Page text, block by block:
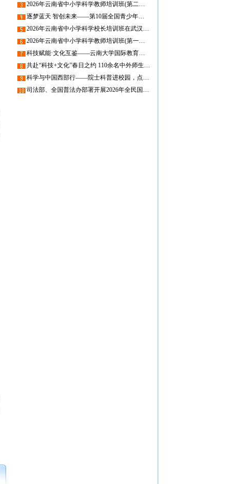
2026年云南省中小学科学教师培训班(第二期)圆满举办
逐梦蓝天 智创未来——第10届全国青少年无人机大赛（云南省赛）圆满举办
2026年云南省中小学科学校长培训班在武汉大学圆满举办
2026年云南省中小学科学教师培训班(第一期)在昆圆满举办，线上课程同步开启
科技赋能·文化互鉴——云南大学国际教育学院留学生走进省青少年科技中心
共赴“科技+文化”春日之约 110余名中外师生走进省青少年科技中心
科学与中国西部行——院士科普进校园，点亮物理求知梦
司法部、全国普法办部署开展2026年全民国家安全教育日普法宣传活动